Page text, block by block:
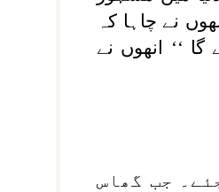
نے چاہا کہ
‘‘ انھوں نے
جب گھاس